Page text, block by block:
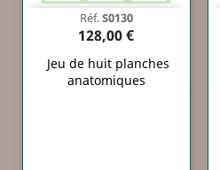
Réf.S0130
128,00 €
Jeu de huit planches
anatomiques